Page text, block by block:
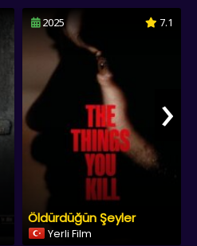
2025 7.1
Öldürdüğün Şeyler
Yerli Film
›